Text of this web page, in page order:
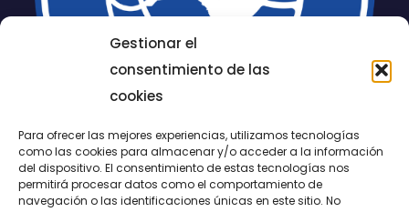
Gestionar el
consentimiento de las
cookies
Para ofrecer las mejores experiencias, utilizamos tecnologías
como las cookies para almacenar y/o acceder a la información
del dispositivo. El consentimiento de estas tecnologías nos
permitirá procesar datos como el comportamiento de
navegación o las identificaciones únicas en este sitio. No